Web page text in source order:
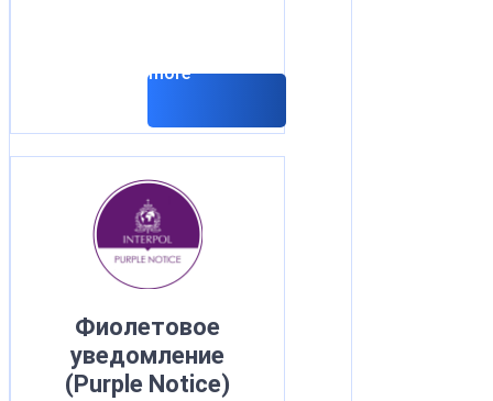
Read more
Фиолетовое
уведомление
(Purple Notice)